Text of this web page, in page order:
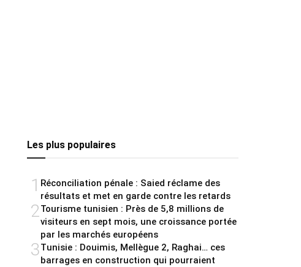
Les plus populaires
1 Réconciliation pénale : Saied réclame des
résultats et met en garde contre les retards
2Tourisme tunisien : Près de 5,8 millions de
visiteurs en sept mois, une croissance portée
par les marchés européens
3Tunisie : Douimis, Mellègue 2, Raghai… ces
barrages en construction qui pourraient